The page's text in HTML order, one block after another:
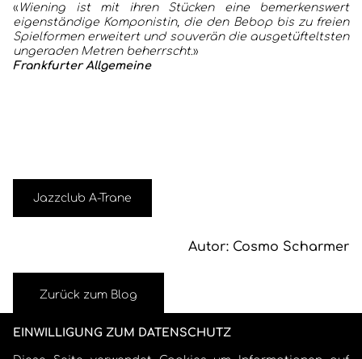
« Wiening ist mit ihren Stücken eine bemerkenswert
eigenständige Komponistin, die den Bebop bis zu freien
Spielformen erweitert und souverän die ausgetüfteltsten
ungeraden Metren beherrscht.»
Frankfurter Allgemeine
Jazzclub A-Trane
Autor: Cosmo Scharmer
Zurück zum Blog
EINWILLIGUNG ZUM DATENSCHUTZ